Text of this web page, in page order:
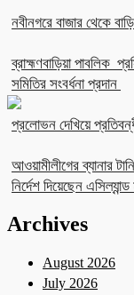
নবীনগরে বাজার থেকে
ব্রাহ্মণবাড়িয়া পাবলিক
সমিতির সংবর্ধনা প্রদান
প্রলোভন দেখিয়ে
আওয়ামীলীগের ব্যানার
নির্দেশ দিয়েছেন
Archives
August 2026
July 2026